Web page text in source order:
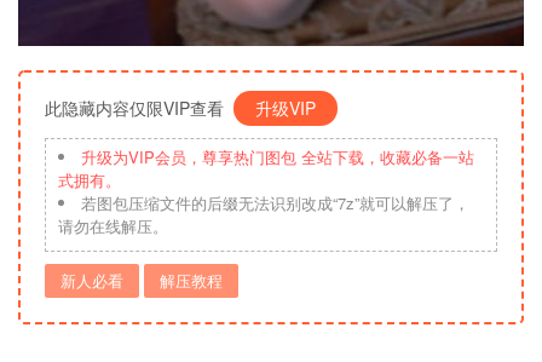
此隐藏内容仅限VIP查看 升级VIP
升级为VIP会员，尊享热门图包 全站下载，收藏必备一站
式拥有。
若图包压缩文件的后缀无法识别改成“7z”就可以解压了，
请勿在线解压。
新人必看 解压教程